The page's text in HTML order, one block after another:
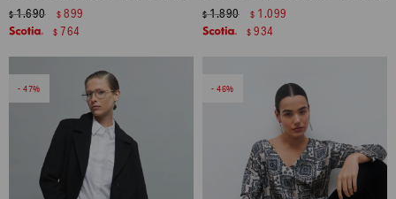
$1.690 $ 899
$ 764
$1.890 $ 1.099
$ 934
47 46